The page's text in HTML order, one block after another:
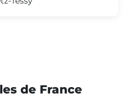
de France